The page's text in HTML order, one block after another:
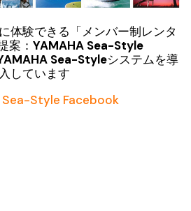
体験できる「メンバー制レンタ
案： YAMAHA Sea-Style
Sea-Styleシステムを導
入しています
Sea-Style Facebook